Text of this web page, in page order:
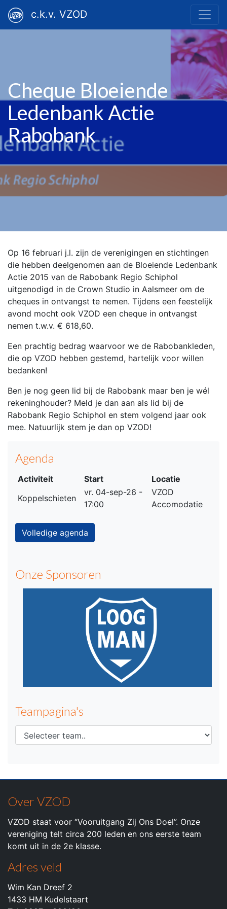
c.k.v. VZOD
Cheque Bloeiende
Ledenbank Actie
Rabobank
Op 16 februari j.l. zijn de verenigingen en stichtingen
die hebben deelgenomen aan de Bloeiende Ledenbank
Actie 2015 van de Rabobank Regio Schiphol
uitgenodigd in de Crown Studio in Aalsmeer om de
cheques in ontvangst te nemen. Tijdens een feestelijk
avond mocht ook VZOD een cheque in ontvangst
nemen t.w.v. € 618,60.
Een prachtig bedrag waarvoor we de Rabobankleden,
die op VZOD hebben gestemd, hartelijk voor willen
bedanken!
Ben je nog geen lid bij de Rabobank maar ben je wél
rekeninghouder? Meld je dan aan als lid bij de
Rabobank Regio Schiphol en stem volgend jaar ook
mee. Natuurlijk stem je dan op VZOD!
Agenda
Activiteit Start
Locatie
Koppelschieten
vr. 04-sep-26 -
17:00
VZOD
Accomodatie
Volledige agenda
Onze Sponsoren
Teampagina's
Over VZOD
VZOD staat voor “Vooruitgang Zij Ons Doel”. Onze
vereniging telt circa 200 leden en ons eerste team
komt uit in de 2e klasse.
Adres veld
Wim Kan Dreef 2
1433 HM Kudelstaart